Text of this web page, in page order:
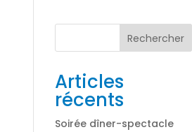
Rechercher
Articles
récents
Soirée dîner-spectacle